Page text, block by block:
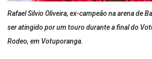
Rafael Silvio Oliveira, ex-campeão na arena de
ser atingido por um touro durante a final do
Rodeo, em Votuporanga.